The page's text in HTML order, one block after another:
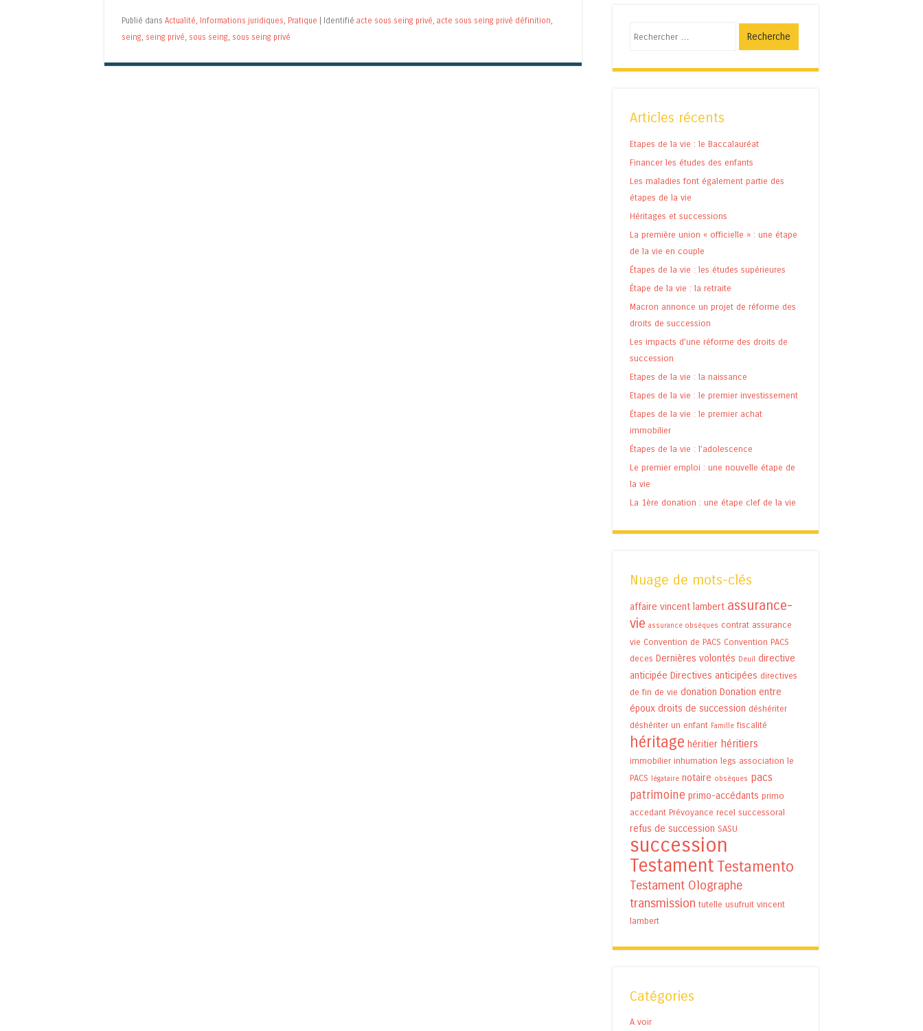
Publié dans Actualité, Informations juridiques, Pratique | Identifié acte sous seing privé, acte sous seing privé définition,
seing, seing privé, sous seing, sous seing privé
Articles récents
Etapes de la vie : le Baccalauréat
Financer les études des enfants
Les maladies font également partie des
étapes de la vie
Héritages et successions
La première union « officielle » : une étape
de la vie en couple
Étapes de la vie : les études supérieures
Étape de la vie : la retraite
Macron annonce un projet de réforme des
droits de succession
Les impacts d’une réforme des droits de
succession
Etapes de la vie : la naissance
Etapes de la vie : le premier investissement
Étapes de la vie : le premier achat
immobilier
Étapes de la vie : l’adolescence
Le premier emploi : une nouvelle étape de
la vie
La 1ère donation : une étape clef de la vie
Nuage de mots-clés
affaire vincent lambert assurance-
vie assurance obsèques contrat assurance
vie Convention de PACS Convention PACS
deces Dernières volontés Deuil directive
anticipée Directives anticipées directives
de fin de vie donation Donation entre
époux droits de succession déshériter
déshériter un enfant Famille fiscalité
héritage héritier héritiers
immobilier inhumation legs association le
PACS légataire notaire obsèques pacs
patrimoine primo-accédants primo
accedant Prévoyance recel successoral
refus de succession SASU
succession
Testament Testamento
Testament Olographe
transmission tutelle usufruit vincent
lambert
Catégories
A voir